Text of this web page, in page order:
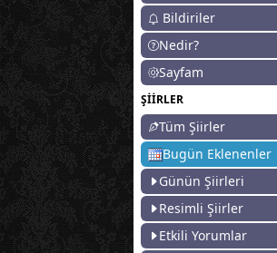
Bildiriler
Nedir?
Sayfam
ŞİİRLER
Tüm Şiirler
Bugün Eklenenler
Günün Şiirleri
Resimli Şiirler
Etkili Yorumlar